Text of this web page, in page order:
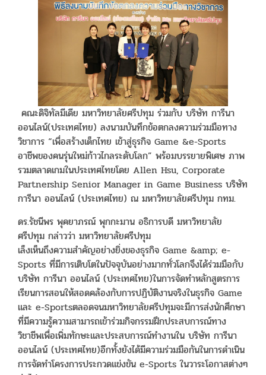
คณะดิจิทัลมีเดีย มหาวิทยาลัยศรีปทุม ร่วมกับ บริษัท การีนา
ออนไลน์(ประเทศไทย) ลงนามบันทึกข้อตกลงความร่วมมือทาง
วิชาการ “เพื่อสร้างเด็กไทย เข้าสู่ธุรกิจ Game &e-Sports
อาชีพของคนรุ่นใหม่ก้าวไกลระดับโลก” พร้อมบรรยายพิเศษ ภาพ
รวมตลาดเกมในประเทศไทยโดย Allen Hsu, Corporate
Partnership Senior Manager in Game Business บริษัท
การีนา ออนไลน์ (ประเทศไทย) ณ มหาวิทยาลัยศรีปทุม กทม.
ดร.รัชนีพร พุคยาภรณ์ พุกกะมาน อธิการบดี มหาวิทยาลัย
ศรีปทุม กล่าวว่า มหาวิทยาลัยศรีปทุม
เล็งเห็นถึงความสำคัญอย่างยิ่งของธุรกิจ Game &amp; e-
Sports ที่มีการเติบโตในปัจจุบันอย่างมากทั่วโลกจึงได้ร่วมมือกับ
บริษัท การีนา ออนไลน์ (ประเทศไทย)ในการจัดทำหลักสูตรการ
เรียนการสอนให้สอดคล้องกับการปฏิบัติงานจริงในธุรกิจ Game
และ e-Sportsตลอดจนมหาวิทยาลัยศรีปทุมจะมีการส่งนักศึกษา
ที่มีความรู้ความสามารถเข้าร่วมกิจกรรมฝึกประสบการณ์ทาง
วิชาชีพเพื่อเพิ่มทักษะและประสบการณ์ทำงานใน บริษัท การีนา
ออนไลน์ (ประเทศไทย)อีกทั้งยังได้มีความร่วมมือกันในการดำเนิน
การจัดทำโครงการประกวดแข่งขัน e-Sports ในวาระโอกาสต่างๆ